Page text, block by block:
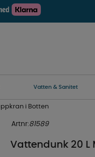
Vatten & Sanitet
i Botten
Artnr:81589
Vattendunk 20 L